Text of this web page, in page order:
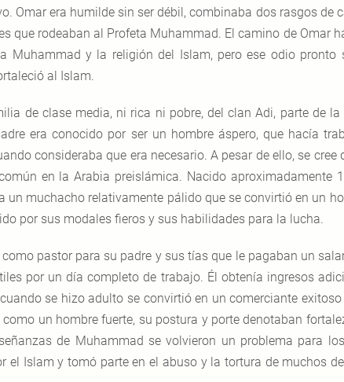
Omar era humilde sin ser débil, combinaba dos rasgos de
que rodeaban al Profeta Muhammad. El camino de Omar
Muhammad y la religión del Islam, pero ese odio pronto
al Islam.
de clase media, ni rica ni pobre, del clan Adi, parte de
era conocido por ser un hombre áspero, que hacía
consideraba que era necesario. A pesar de ello, se cree
en la Arabia preislámica. Nacido aproximadamente
un muchacho relativamente pálido que se convirtió en un
por sus modales fieros y sus habilidades para la lucha.
pastor para su padre y sus tías que le pagaban un
por un día completo de trabajo. Él obtenía ingresos
se hizo adulto se convirtió en un comerciante
un hombre fuerte, su postura y porte denotaban
de Muhammad se volvieron un problema para
el Islam y tomó parte en el abuso y la tortura de muchos